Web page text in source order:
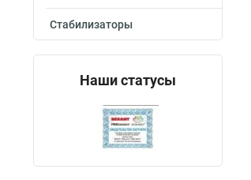
Стабилизаторы
Наши статусы